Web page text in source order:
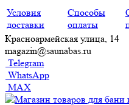
Условия
доставки
Способы
оплаты
Красноармейская улица, 14
magazin@saunabas.ru
Telegram
WhatsApp
MAX